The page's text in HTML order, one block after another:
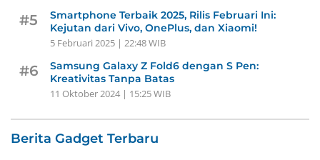
#5
Smartphone Terbaik 2025, Rilis Februari Ini:
Kejutan dari Vivo, OnePlus, dan Xiaomi!
5 Februari 2025 | 22:48 WIB
#6
Samsung Galaxy Z Fold6 dengan S Pen:
Kreativitas Tanpa Batas
11 Oktober 2024 | 15:25 WIB
Berita Gadget Terbaru